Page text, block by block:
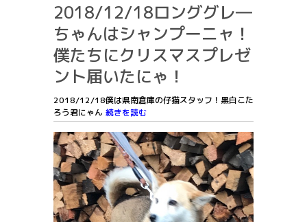
2018/12/18ロンググレ―
ちゃんはシャンプーニャ！
僕たちにクリスマスプレゼ
ント届いたにゃ！
2018/12/18僕は県南倉庫の仔猫スタッフ！黒白こた
ろう君にゃん 続きを読む